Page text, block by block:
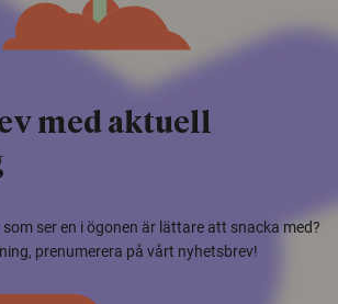
med aktuell
ser en i ögonen är lättare att snacka med?
prenumerera på vårt nyhetsbrev!